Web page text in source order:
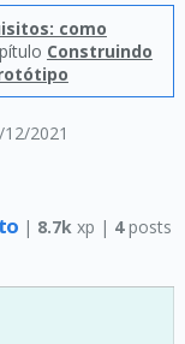
2021
como
Construindo
| 8.7k xp | 4posts